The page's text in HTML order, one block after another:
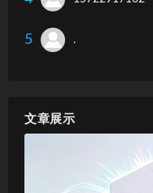
5 .
文章展示